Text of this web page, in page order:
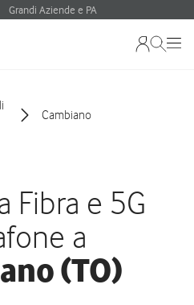
Grandi Aziende e PA
Cambiano
Fibra e 5G
a
(TO)